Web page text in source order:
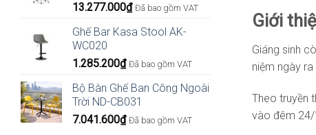
13.277.000₫ Đã bao gồm VAT
Ghế Bar Kasa Stool AK-
WC020
1.285.200₫ Đã bao gồm VAT
Bộ Bàn Ghế Ban Công Ngoài
Trời ND-CB031
7.041.600₫ Đã bao gồm VAT
Giới
Giáng sinh
niệm ngày
Theo truyền
vào đêm 24/